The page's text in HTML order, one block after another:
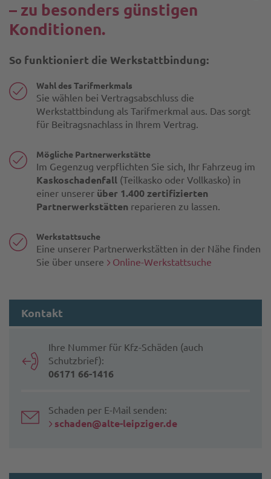
– zu besonders günstigen
Konditionen.
So funktioniert die Werkstattbindung:
Wahl des Tarifmerkmals
Sie wählen bei Vertragsabschluss die
Werkstattbindung als Tarifmerkmal aus. Das sorgt
für Beitragsnachlass in Ihrem Vertrag.
Mögliche Partnerwerkstätte
Im Gegenzug verpflichten Sie sich, Ihr Fahrzeug im
Kaskoschadenfall (Teilkasko oder Vollkasko) in
einer unserer über 1.400 zertifizierten
Partnerwerkstätten reparieren zu lassen.
Werkstattsuche
Eine unserer Partnerwerkstätten in der Nähe finden
Sie über unsere
Online-Werkstattsuche
Kontakt
Ihre Nummer für Kfz-Schäden (auch
Schutzbrief):
06171 66-1416
Schaden per E-Mail senden:
schaden@alte-leipziger.de